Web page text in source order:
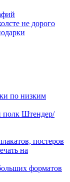
не дорого
по низким
Штендер/
постеров
на
форматов